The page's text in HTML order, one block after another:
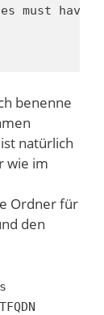
must
benenne
natürlich
wie im
Ordner für
den